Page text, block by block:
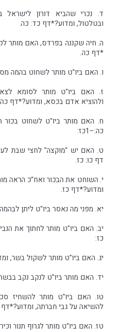
ד. נכרי שהביא דורון לישראל
ובטלטול, ומדוע?*דף כד: כה.
ה. חיה שקננה בפרדס, האם מותר
*דף כה.
ו. האם ביו"ט מותר לשחוט בהמה
ז. האם ביו"ט מותר לסומא
ולהוציא אדם בכסא, ומדוע?*דף
ח. האם מותר ביו"ט לשחוט בכור
כה:–1כז:
ט. האם יש "מוקצה" לחצי שבת
דף כו: כז.
י. השוחט את הבכור ואח"כ הראה
ומדוע?*דף כז.
יא. מפני מה נאסר ביו"ט ליתן
יב. האם ביו"ט מותר לחתוך את
כז:
יג. האם ביו"ט מותר לשקול בשר,
יד. האם מותר ביו"ט לנקב נקב
טו. האם ביו"ט מותר להשחיז
להשיאה על גבי חברתה,
טז. האם ביו"ט מותר לגרוף תנור